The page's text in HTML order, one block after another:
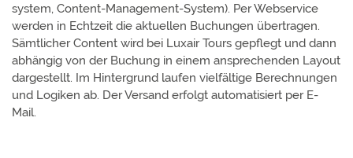
system, Content­-Manage­ment-­System). Per Web­service
werden in Echtzeit die aktuellen Buchungen über­tragen.
Sämt­licher Con­tent wird bei Luxair Tours gepflegt und dann
ab­hängig von der Buchung in einem ans­prechen­den Layout
dar­ge­stellt. Im Hinter­grund laufen vielfältige Be­rech­nun­gen
und Logiken ab. Der Versand erfolgt auto­matisiert per E-
Mail.